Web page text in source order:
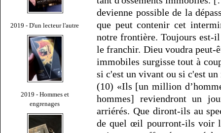
2019 - D'un lecteur l'autre
2019 - Hommes et
engrenages
devienne possible de la
que peut contenir cet
notre frontière. Toujours est-
le franchir. Dieu voudra peut-
immobiles surgisse tout à
si c'est un vivant ou si c'est
(10) «Ils [un million
hommes] reviendront un
arriérés. Que diront-ils au
de quel œil pourront-ils voir